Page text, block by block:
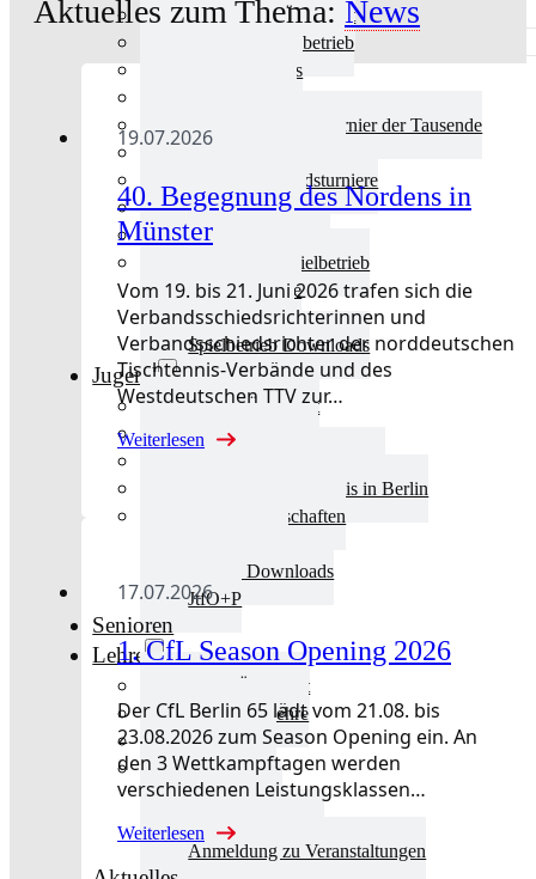
Spielbetrieb Übersicht
Aktuelles Spielbetrieb
BEM & Qualis
TTT – Tischtennisturnier der Tausende
Weitere Verbandsturniere
Terminkalender
Turnierausrichtung
Mannschaftsspielbetrieb
Vereinsturniere
Schiedsrichter
Spielbetrieb Downloads
Jugend
Jugend Übersicht
Aktuelles Jugend
Schulsport Tischtennis in Berlin
mini-Meisterschaften
Jugend Downloads
JtfO+P
Senioren
Lehre
Lehre Übersicht
Aktuelles Lehre
Fortbildung
Ausbildung
Trainerbörse
Lehre Downloads
Anmeldung zu Veranstaltungen
Aktuelles zum Thema: News
19.07.2026
40. Begegnung des Nordens in
Münster
Vom 19. bis 21. Juni 2026 trafen sich die
Verbandsschiedsrichterinnen und
Verbandsschiedsrichter der norddeutschen
Tischtennis-Verbände und des
Westdeutschen TTV zur…
Weiterlesen
17.07.2026
1. CfL Season Opening 2026
Der CfL Berlin 65 lädt vom 21.08. bis
23.08.2026 zum Season Opening ein. An
den 3 Wettkampftagen werden
verschiedenen Leistungsklassen…
Weiterlesen